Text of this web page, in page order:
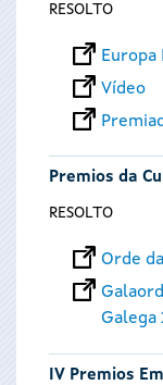
RESOLTO
Europa
Vídeo
Premios da
RESOLTO
Orde
Galega
IV Premios